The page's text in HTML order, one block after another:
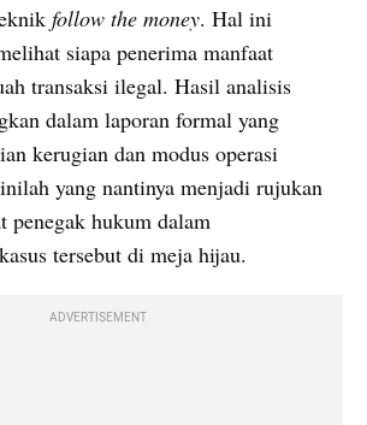
follow the money. Hal ini
siapa penerima manfaat
transaksi ilegal. Hasil analisis
dalam laporan formal yang
kerugian dan modus operasi
yang nantinya menjadi rujukan
penegak hukum dalam
tersebut di meja hijau.
ADVERTISEMENT